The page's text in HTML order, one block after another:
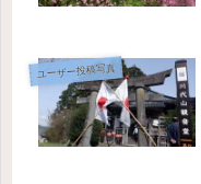
ユーザー投稿写真